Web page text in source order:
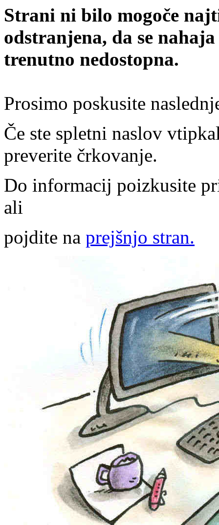
Strani ni bilo mogoče
odstranjena, da se
trenutno nedostopna.
Prosimo poskusite
Če ste spletni naslov
preverite črkovanje.
Do informacij poizkusite
ali
pojdite na prejšnjo stran.